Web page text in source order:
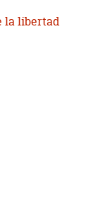
la libertad